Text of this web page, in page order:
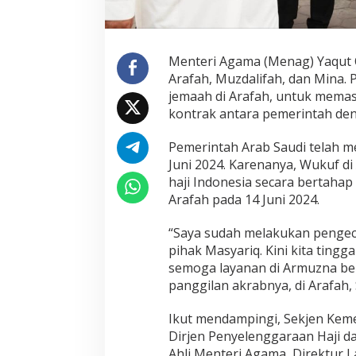
a
,
S
e
m
o
a
B
a
n
t
K
e
k
h
u
y
u
k
Menteri Agama (Menag)
Arafah, Muzdalifah, dan Mina.
jemaah di Arafah, untuk
kontrak antara pemerintah
Pemerintah Arab Saudi telah
Juni 2024. Karenanya, Wukuf
haji Indonesia secara
Arafah pada 14 Juni 2024.
“Saya sudah melakukan
pihak Masyariq. Kini kita
semoga layanan di Armuzna
panggilan akrabnya, di Arafah,
Ikut mendampingi, Sekjen
Dirjen Penyelenggaraan Haji